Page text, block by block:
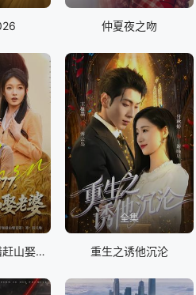
仲夏夜之吻
重回1977，打猎赶山娶老婆
全集
重生之诱他沉沦